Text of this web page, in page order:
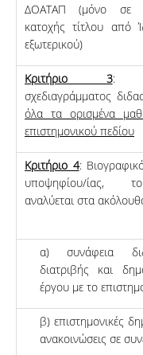
ΔΟΑΤΑΠ (μόνο σε
κατοχής τίτλου από
εξωτερικού)
Κριτήριο 3:
σχεδιαγράμματος
όλα τα ορισμένα
επιστημονικού πεδίου
Κριτήριο 4:
υποψηφίου/ίας,
αναλύεται στα
α) συνάφεια
διατριβής και
έργου με το
β) επιστημονικές
ανακοινώσεις σε